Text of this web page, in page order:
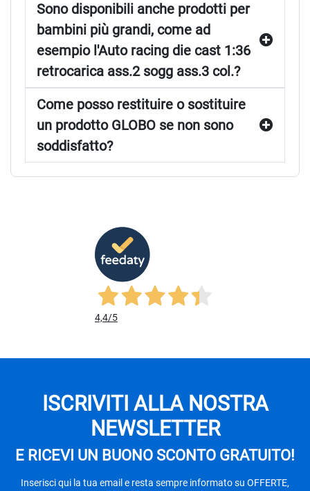
Sono disponibili anche prodotti per
bambini più grandi, come ad
esempio l'Auto racing die cast 1:36
retrocarica ass.2 sogg ass.3 col.?
Come posso restituire o sostituire
un prodotto GLOBO se non sono
soddisfatto?
4,4/5
ISCRIVITI ALLA NOSTRA
NEWSLETTER
E RICEVI UN BUONO SCONTO GRATUITO!
Inserisci qui la tua email e resta sempre informato su OFFERTE,